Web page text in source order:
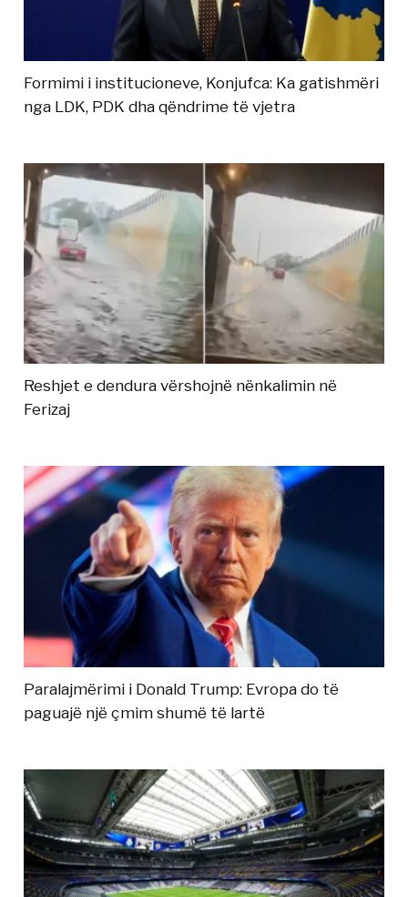
Formimi i institucioneve, Konjufca: Ka gatishmëri
nga LDK, PDK dha qëndrime të vjetra
Reshjet e dendura vërshojnë nënkalimin në
Ferizaj
Paralajmërimi i Donald Trump: Evropa do të
paguajë një çmim shumë të lartë